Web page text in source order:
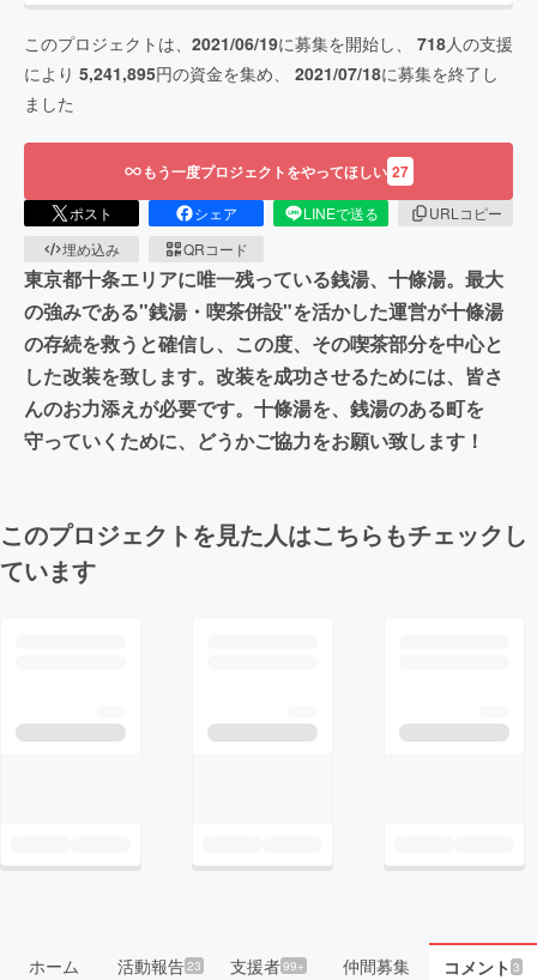
このプロジェクトは、 2021/06/19に募集を開始し、 718人の支援
により 5,241,895円の資金を集め、 2021/07/18に募集を終了し
ました
もう一度プロジェクトをやってほしい 27
ポスト シェア LINEで送る
URLコピー
埋め込み
QRコード
東京都十条エリアに唯一残っている銭湯、十條湯。最大
の強みである"銭湯・喫茶併設"を活かした運営が十條湯
の存続を救うと確信し、この度、その喫茶部分を中心と
した改装を致します。改装を成功させるためには、皆さ
んのお力添えが必要です。十條湯を、銭湯のある町を
守っていくために、どうかご協力をお願い致します！
このプロジェクトを見た人はこちらもチェックし
ています
ホーム 活動報告23 支援者99+ 仲間募集 コメント3